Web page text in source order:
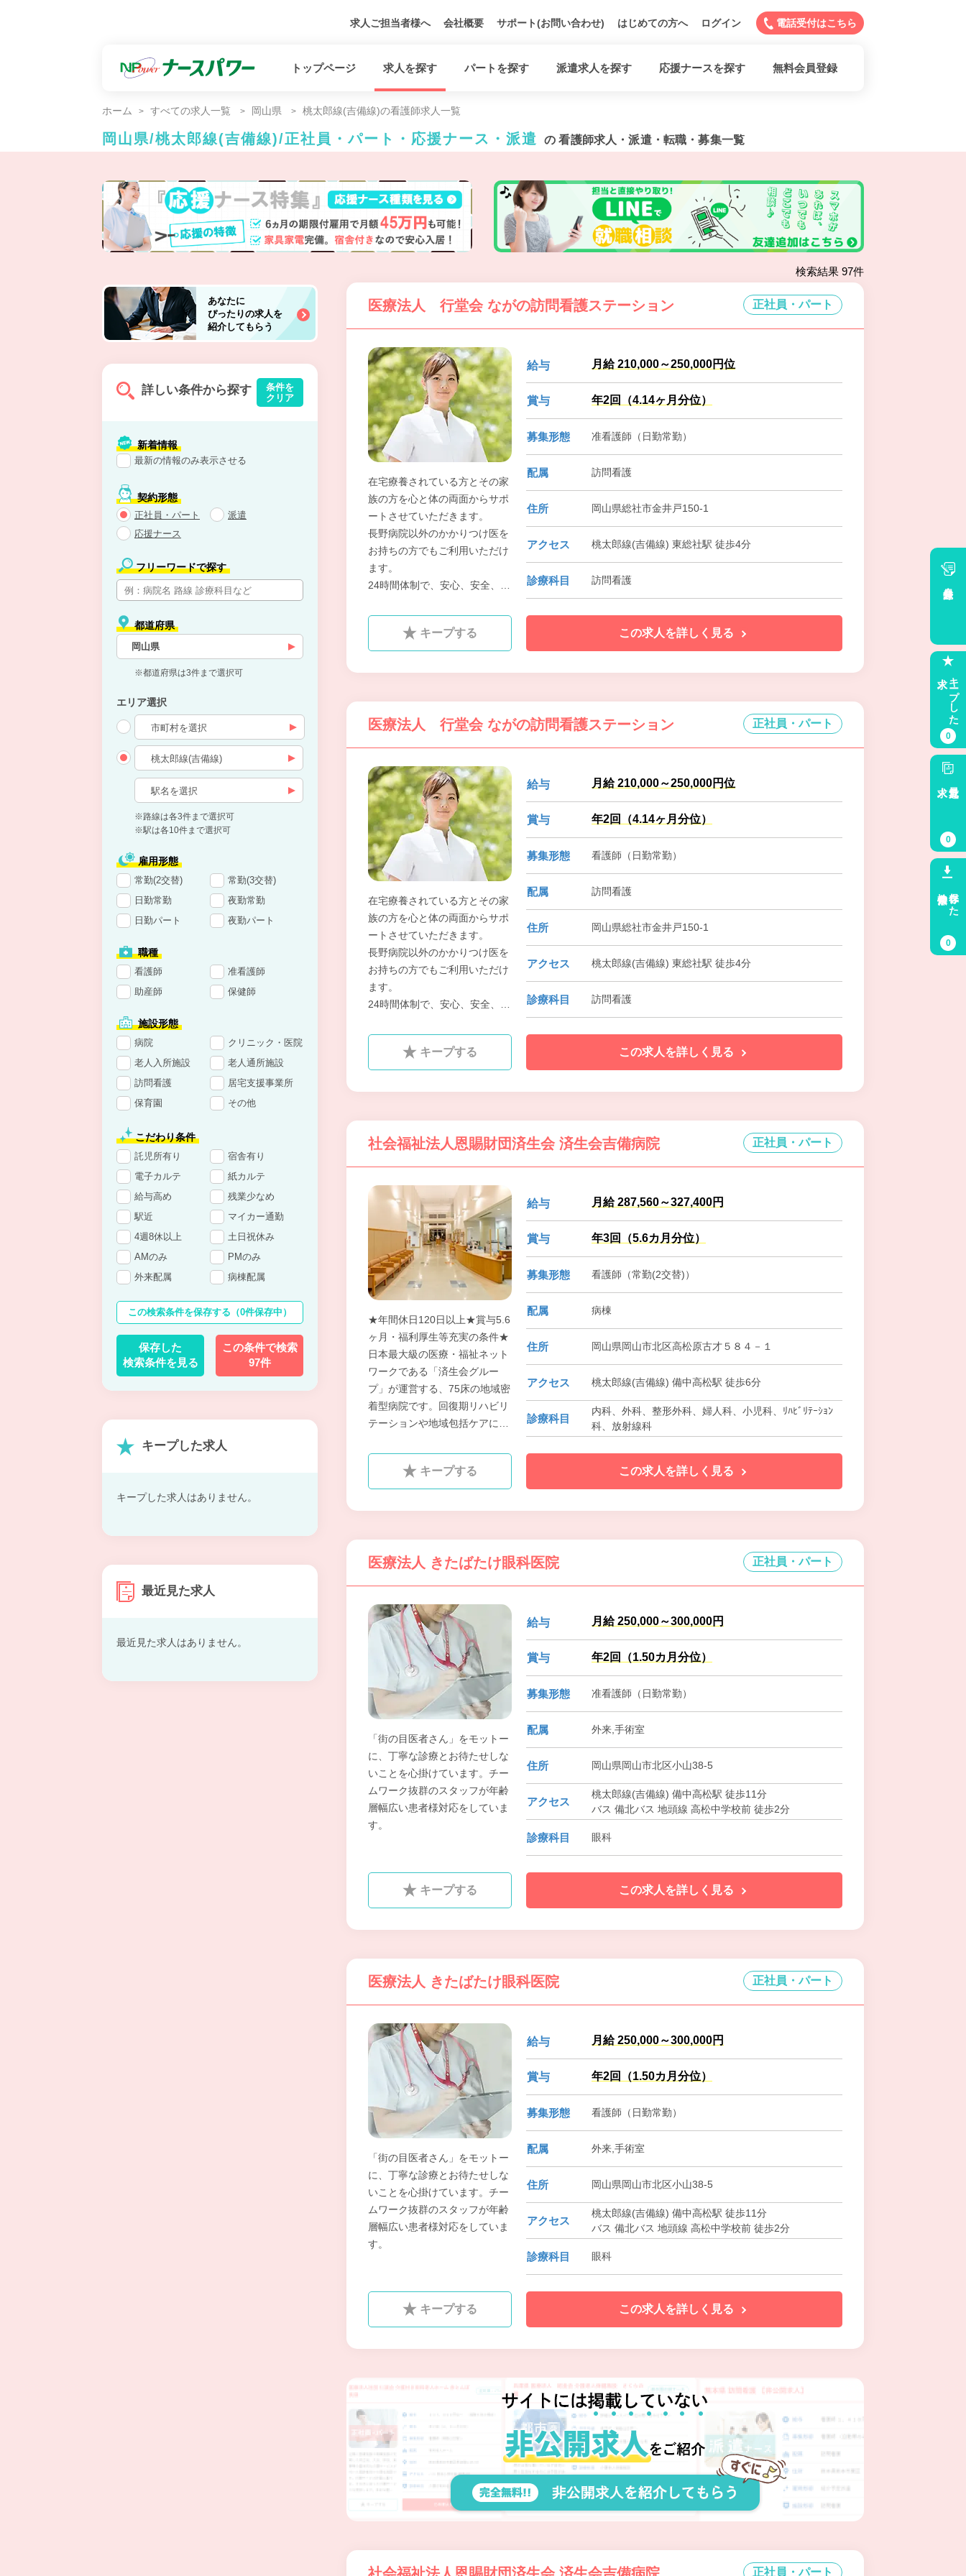
求人ご担当者様へ 会社概要 サポート(お問い合わせ) はじめての方へ ログイン 電話受付はこちら
トップページ 求人を探す パートを探す 派遣求人を探す 応援ナースを探す 無料会員登録
ホーム すべての求人一覧 岡山県 桃太郎線(吉備線)の看護師求人一覧
岡山県/桃太郎線(吉備線)/正社員・パート・応援ナース・派遣 の 看護師求人・派遣・転職・募集一覧
検索結果 97件
医療法人 行堂会 ながの訪問看護ステーション 正社員・パート
在宅療養されている方とその家
族の方を心と体の両面からサポ
ートさせていただきます。
長野病院以外のかかりつけ医を
お持ちの方でもご利用いただけ
ます。
24時間体制で、安心、安全、ま
宅生活を支援いたします。
在医療に興味がおありの方、是
非お問合せください♪
未経験の方もしっかりサポート
フばかりです。一緒にやってみ
給与 月給 210,000～250,000円位
賞与 年2回（4.14ヶ月分位）
募集形態 准看護師（日勤常勤）
配属 訪問看護
住所 岡山県総社市金井戸150-1
アクセス 桃太郎線(吉備線) 東総社駅 徒歩4分
診療科目 訪問看護
キープする この求人を詳しく見る
医療法人 行堂会 ながの訪問看護ステーション 正社員・パート
在宅療養されている方とその家
族の方を心と体の両面からサポ
ートさせていただきます。
長野病院以外のかかりつけ医を
お持ちの方でもご利用いただけ
ます。
24時間体制で、安心、安全、ま
宅生活を支援いたします。
在医療に興味がおありの方、是
非お問合せください♪
未経験の方もしっかりサポート
フばかりです。一緒にやってみ
給与 月給 210,000～250,000円位
賞与 年2回（4.14ヶ月分位）
募集形態 看護師（日勤常勤）
配属 訪問看護
住所 岡山県総社市金井戸150-1
アクセス 桃太郎線(吉備線) 東総社駅 徒歩4分
診療科目 訪問看護
キープする この求人を詳しく見る
社会福祉法人恩賜財団済生会 済生会吉備病院 正社員・パート
★年間休日120日以上★賞与5.6
ヶ月・福利厚生等充実の条件★
日本最大級の医療・福祉ネット
ワークである「済生会グルー
プ」が運営する、75床の地域密
着型病院です。回復期リハビリ
テーションや地域包括ケアに強
しながら、多職種と連携した質
の高い医療を提供しています。
急性期病院とは異なり、比較的
長い在院日数の中で患者様お一
続的な看護や退院支援を実践で
給与 月給 287,560～327,400円
賞与 年3回（5.6カ月分位）
募集形態 看護師（常勤(2交替)）
配属 病棟
住所 岡山県岡山市北区高松原古才５８４－１
アクセス 桃太郎線(吉備線) 備中高松駅 徒歩6分
診療科目
内科、外科、整形外科、婦人科、小児科、ﾘﾊﾋﾞﾘﾃｰｼｮﾝ
科、放射線科
キープする この求人を詳しく見る
医療法人 きたばたけ眼科医院 正社員・パート
「街の目医者さん」をモットー
に、丁寧な診療とお待たせしな
いことを心掛けています。チー
ムワーク抜群のスタッフが年齢
層幅広い患者様対応をしていま
す。
給与 月給 250,000～300,000円
賞与 年2回（1.50カ月分位）
募集形態 准看護師（日勤常勤）
配属 外来,手術室
住所 岡山県岡山市北区小山38-5
アクセス
桃太郎線(吉備線) 備中高松駅 徒歩11分
バス 備北バス 地頭線 高松中学校前 徒歩2分
診療科目 眼科
キープする この求人を詳しく見る
医療法人 きたばたけ眼科医院 正社員・パート
「街の目医者さん」をモットー
に、丁寧な診療とお待たせしな
いことを心掛けています。チー
ムワーク抜群のスタッフが年齢
層幅広い患者様対応をしていま
す。
給与 月給 250,000～300,000円
賞与 年2回（1.50カ月分位）
募集形態 看護師（日勤常勤）
配属 外来,手術室
住所 岡山県岡山市北区小山38-5
アクセス
桃太郎線(吉備線) 備中高松駅 徒歩11分
バス 備北バス 地頭線 高松中学校前 徒歩2分
診療科目 眼科
キープする この求人を詳しく見る
正社員・パート
あなたに
ぴったりの求人を
紹介してもらう
詳しい条件から探す
条件を
クリア
新着情報
最新の情報のみ表示させる
契約形態
正社員・パート
派遣
応援ナース
フリーワードで探す
都道府県
岡山県
※都道府県は3件まで選択可
エリア選択
※路線は各3件まで選択可
※駅は各10件まで選択可
雇用形態
常勤(2交替)
常勤(3交替)
日勤常勤
夜勤常勤
日勤パート
夜勤パート
職種
看護師
准看護師
助産師
保健師
施設形態
病院
クリニック・医院
老人入所施設
老人通所施設
訪問看護
居宅支援事業所
保育園
その他
こだわり条件
託児所有り
宿舎有り
電子カルテ
紙カルテ
給与高め
残業少なめ
駅近
マイカー通勤
4週8休以上
土日祝休み
AMのみ
PMのみ
外来配属
病棟配属
この検索条件を保存する （0件保存中）
保存した
検索条件を見る
この条件で検索
97件
キープした求人
キープした求人はありません。
最近見た求人
最近見た求人はありません。
キープした
0
最近見た
0
保存した
0